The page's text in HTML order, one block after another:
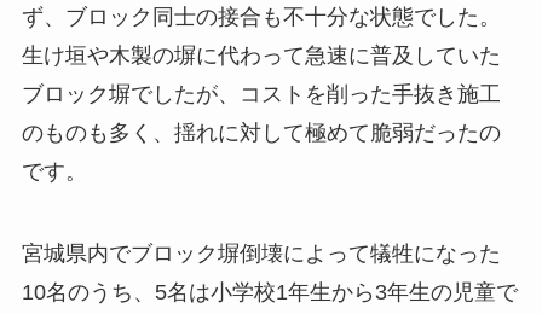
ず、ブロック同士の接合も不十分な状態でした。
生け垣や木製の塀に代わって急速に普及していた
ブロック塀でしたが、コストを削った手抜き施工
のものも多く、揺れに対して極めて脆弱だったの
です。
宮城県内でブロック塀倒壊によって犠牲になった
10名のうち、5名は小学校1年生から3年生の児童で